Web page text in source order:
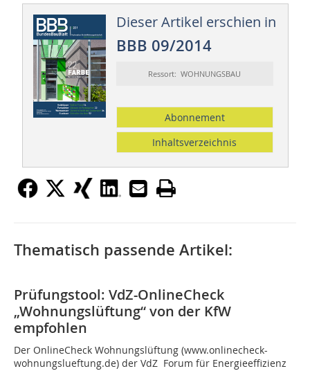
Dieser Artikel erschien in
BBB 09/2014
Ressort: WOHNUNGSBAU
Abonnement
Inhaltsverzeichnis
Thematisch passende Artikel:
Prüfungstool: VdZ-OnlineCheck
„Wohnungslüftung“ von der KfW
empfohlen
Der OnlineCheck Wohnungslüftung (www.onlinecheck-
wohnungslueftung.de) der VdZ  Forum für Energieeffizienz